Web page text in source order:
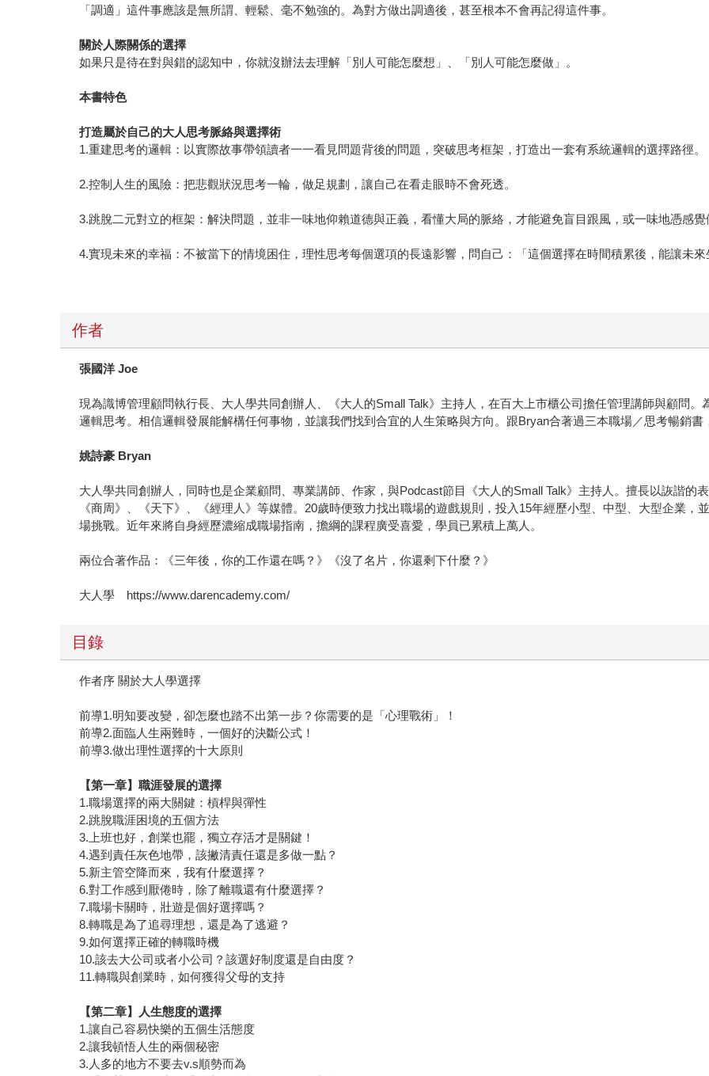
「調適」這件事應該是無所謂、輕鬆、毫不勉強的。為對方做出調適後，甚至根本不會再記得這件事。
關於人際關係的選擇
如果只是待在對與錯的認知中，你就沒辦法去理解「別人可能怎麼想」、「別人可能怎麼做」。
本書特色
打造屬於自己的大人思考脈絡與選擇術
1.重建思考的邏輯：以實際故事帶領讀者一一看見問題背後的問題，突破思考框架，打造出一套有系統邏輯的選擇路徑。
2.控制人生的風險：把悲觀狀況思考一輪，做足規劃，讓自己在看走眼時不會死透。
3.跳脫二元對立的框架：解決問題，並非一味地仰賴道德與正義，看懂大局的脈絡，才能避免盲目跟風，或一味地憑感
4.實現未來的幸福：不被當下的情境困住，理性思考每個選項的長遠影響，問自己：「這個選擇在時間積累後，能讓未
作者
張國洋 Joe
現為識博管理顧問執行長、大人學共同創辦人、《大人的Small Talk》主持人，在百大上市櫃公司擔任管理講師與顧問
邏輯思考。相信邏輯發展能解構任何事物，並讓我們找到合宜的人生策略與方向。跟Bryan合著過三本職場／思考暢銷
姚詩豪 Bryan
大人學共同創辦人，同時也是企業顧問、專業講師、作家，與Podcast節目《大人的Small Talk》主持人。擅長以詼諧的
《商周》、《天下》、《經理人》等媒體。20歲時便致力找出職場的遊戲規則，投入15年經歷小型、中型、大型企業
場挑戰。近年來將自身經歷濃縮成職場指南，擔綱的課程廣受喜愛，學員已累積上萬人。
兩位合著作品：《三年後，你的工作還在嗎？》《沒了名片，你還剩下什麼？》
大人學 https://www.darencademy.com/
目錄
作者序 關於大人學選擇
前導1.明知要改變，卻怎麼也踏不出第一步？你需要的是「心理戰術」！
前導2.面臨人生兩難時，一個好的決斷公式！
前導3.做出理性選擇的十大原則
【第一章】職涯發展的選擇
1.職場選擇的兩大關鍵：槓桿與彈性
2.跳脫職涯困境的五個方法
3.上班也好，創業也罷，獨立存活才是關鍵！
4.遇到責任灰色地帶，該撇清責任還是多做一點？
5.新主管空降而來，我有什麼選擇？
6.對工作感到厭倦時，除了離職還有什麼選擇？
7.職場卡關時，壯遊是個好選擇嗎？
8.轉職是為了追尋理想，還是為了逃避？
9.如何選擇正確的轉職時機
10.該去大公司或者小公司？該選好制度還是自由度？
11.轉職與創業時，如何獲得父母的支持
【第二章】人生態度的選擇
1.讓自己容易快樂的五個生活態度
2.讓我頓悟人生的兩個秘密
3.人多的地方不要去v.s順勢而為